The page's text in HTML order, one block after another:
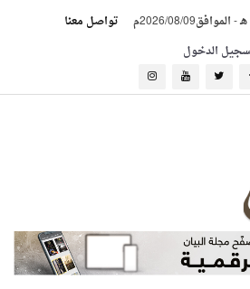
08/09م
تواصل معنا
الدخول